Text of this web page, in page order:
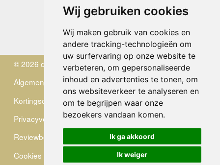
Wij gebruiken cookies
Wij maken gebruik van cookies en
andere tracking-technologieën om
uw surfervaring op onze website te
verbeteren, om gepersonaliseerde
inhoud en advertenties te tonen, om
ons websiteverkeer te analyseren en
om te begrijpen waar onze
bezoekers vandaan komen.
Ik ga akkoord
Ik weiger
Donderdag
10.00 - 12.30 en 13.30 - 17.00
Vrijdag 10.00 - 12.30 en 13.30 - 17.00
Zaterdag
gesloten
Zondag gesloten
© 2026 de Zwerver
Algemene Voorwaarden
Kortingscode
Privacyverklaring
Reviewbeleid
Cookies